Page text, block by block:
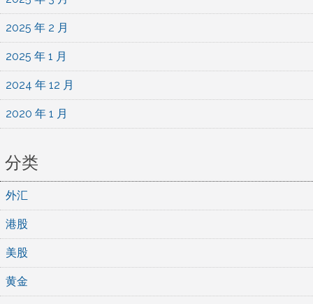
2025 年 2 月
2025 年 1 月
2024 年 12 月
2020 年 1 月
分类
外汇
港股
美股
黄金